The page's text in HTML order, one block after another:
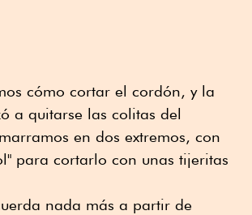
cómo cortar el cordón, y la
a quitarse las colitas del
en dos extremos, con
para cortarlo con unas tijeritas
nada más a partir de